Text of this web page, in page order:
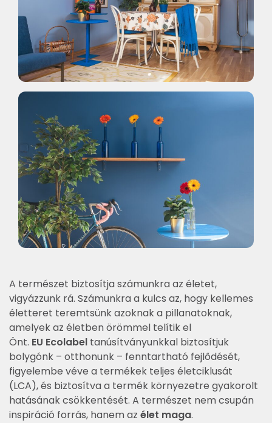
A természet biztosítja számunkra az életet,
vigyázzunk rá. Számunkra a kulcs az, hogy kellemes
életteret teremtsünk azoknak a pillanatoknak,
amelyek az életben örömmel telítik el
Önt. EU Ecolabel tanúsítványunkkal biztosítjuk
bolygónk – otthonunk – fenntartható fejlődését,
figyelembe véve a termékek teljes életciklusát
(LCA), és biztosítva a termék környezetre gyakorolt
hatásának csökkentését. A természet nem csupán
inspiráció forrás, hanem az élet maga.